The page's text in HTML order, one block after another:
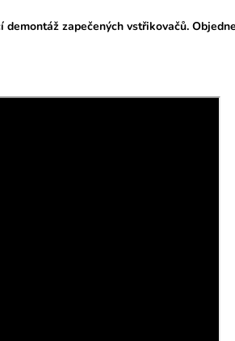
zapečených vstřikovačů.